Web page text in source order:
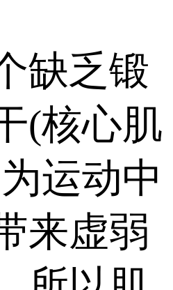
乏锻
(核心肌
运动中
来虚弱